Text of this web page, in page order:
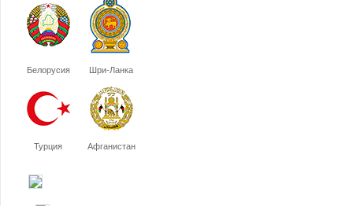
Белорусия Шри-Ланка
Турция Афганистан